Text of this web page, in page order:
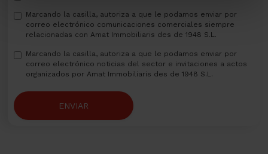
Marcando la casilla, autoriza a que le podamos enviar por
correo electrónico comunicaciones comerciales siempre
relacionadas con Amat Immobiliaris des de 1948 S.L.
Marcando la casilla, autoriza a que le podamos enviar por
correo electrónico noticias del sector e invitaciones a actos
organizados por Amat Immobiliaris des de 1948 S.L.
ENVIAR